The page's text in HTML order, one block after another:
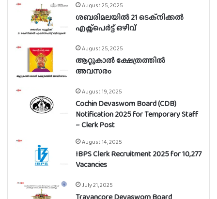
August 25, 2025
ശബരിമലയിൽ 21 ടെക്നിക്കൽ
എക്സ്പെർട്ട് ഒഴിവ്
August 25, 2025
ആറ്റുകാൽ ക്ഷേത്രത്തിൽ
അവസരം
August 19, 2025
Cochin Devaswom Board (CDB)
Notification 2025 for Temporary Staff
– Clerk Post
August 14, 2025
IBPS Clerk Recruitment 2025 for 10,277
Vacancies
July 21, 2025
Travancore Devaswom Board